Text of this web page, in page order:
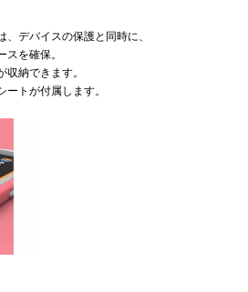
デバイスの保護と同時に、
を確保。
納できます。
ートが付属します。